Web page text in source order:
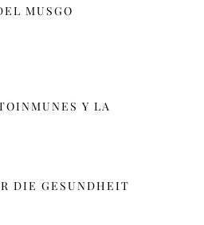
MUSGO
Y LA
DIE GESUNDHEIT